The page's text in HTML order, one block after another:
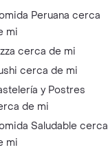
Peruana cerca
mi
cerca de mi
cerca de mi
y Postres
de mi
Saludable cerca
mi